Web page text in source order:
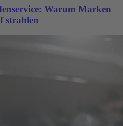
Warum Marken
strahlen